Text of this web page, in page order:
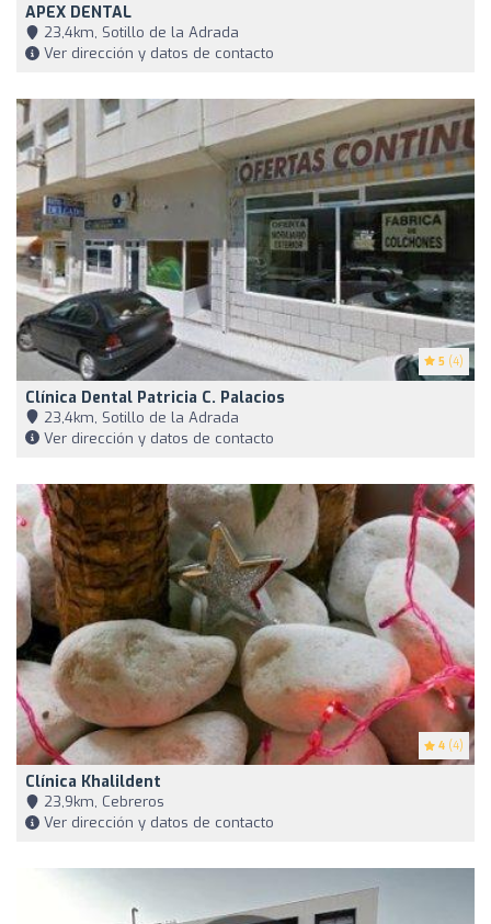
APEX DENTAL
23,4km, Sotillo de la Adrada
Ver dirección y datos de contacto
5 (4)
Clínica Dental Patricia C. Palacios
23,4km, Sotillo de la Adrada
Ver dirección y datos de contacto
4 (4)
Clínica Khalildent
23,9km, Cebreros
Ver dirección y datos de contacto